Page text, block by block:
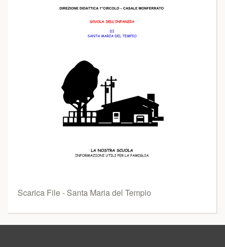
Scarica File - Santa Maria del Tempio